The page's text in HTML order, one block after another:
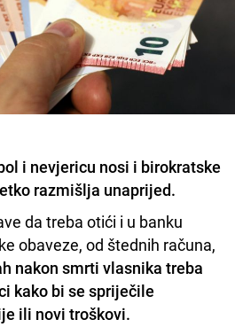
i nevjericu nosi i birokratske
razmišlja unaprijed.
da treba otići i u banku
obaveze, od štednih računa,
nakon smrti vlasnika treba
kako bi se spriječile
ili novi troškovi.